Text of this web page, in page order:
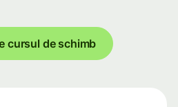
cursul de schimb